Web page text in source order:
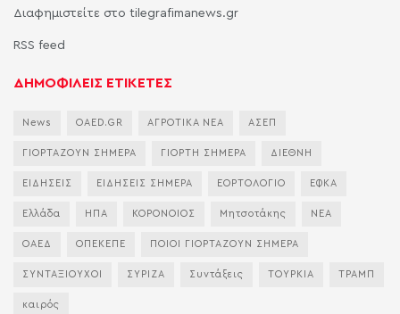
Διαφημιστείτε στο tilegrafimanews.gr
RSS feed
ΔΗΜΟΦΙΛΕΙΣ ΕΤΙΚΕΤΕΣ
News OAED.GR ΑΓΡΟΤΙΚΑ ΝΕΑ ΑΣΕΠ
ΓΙΟΡΤΑΖΟΥΝ ΣΗΜΕΡΑ ΓΙΟΡΤΗ ΣΗΜΕΡΑ ΔΙΕΘΝΗ
ΕΙΔΗΣΕΙΣ ΕΙΔΗΣΕΙΣ ΣΗΜΕΡΑ ΕΟΡΤΟΛΟΓΙΟ ΕΦΚΑ
Ελλάδα ΗΠΑ ΚΟΡΟΝΟΙΟΣ Μητσοτάκης ΝΕΑ
ΟΑΕΔ ΟΠΕΚΕΠΕ ΠΟΙΟΙ ΓΙΟΡΤΑΖΟΥΝ ΣΗΜΕΡΑ
ΣΥΝΤΑΞΙΟΥΧΟΙ ΣΥΡΙΖΑ Συντάξεις ΤΟΥΡΚΙΑ ΤΡΑΜΠ
καιρός